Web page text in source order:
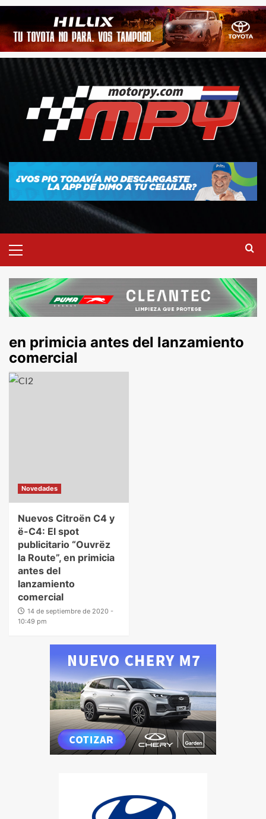
en primicia antes del lanzamiento
comercial
Novedades
Nuevos Citroën C4 y
ë-C4: El spot
publicitario “Ouvrëz
la Route”, en primicia
antes del
lanzamiento
comercial
14 de septiembre de 2020 -
10:49 pm